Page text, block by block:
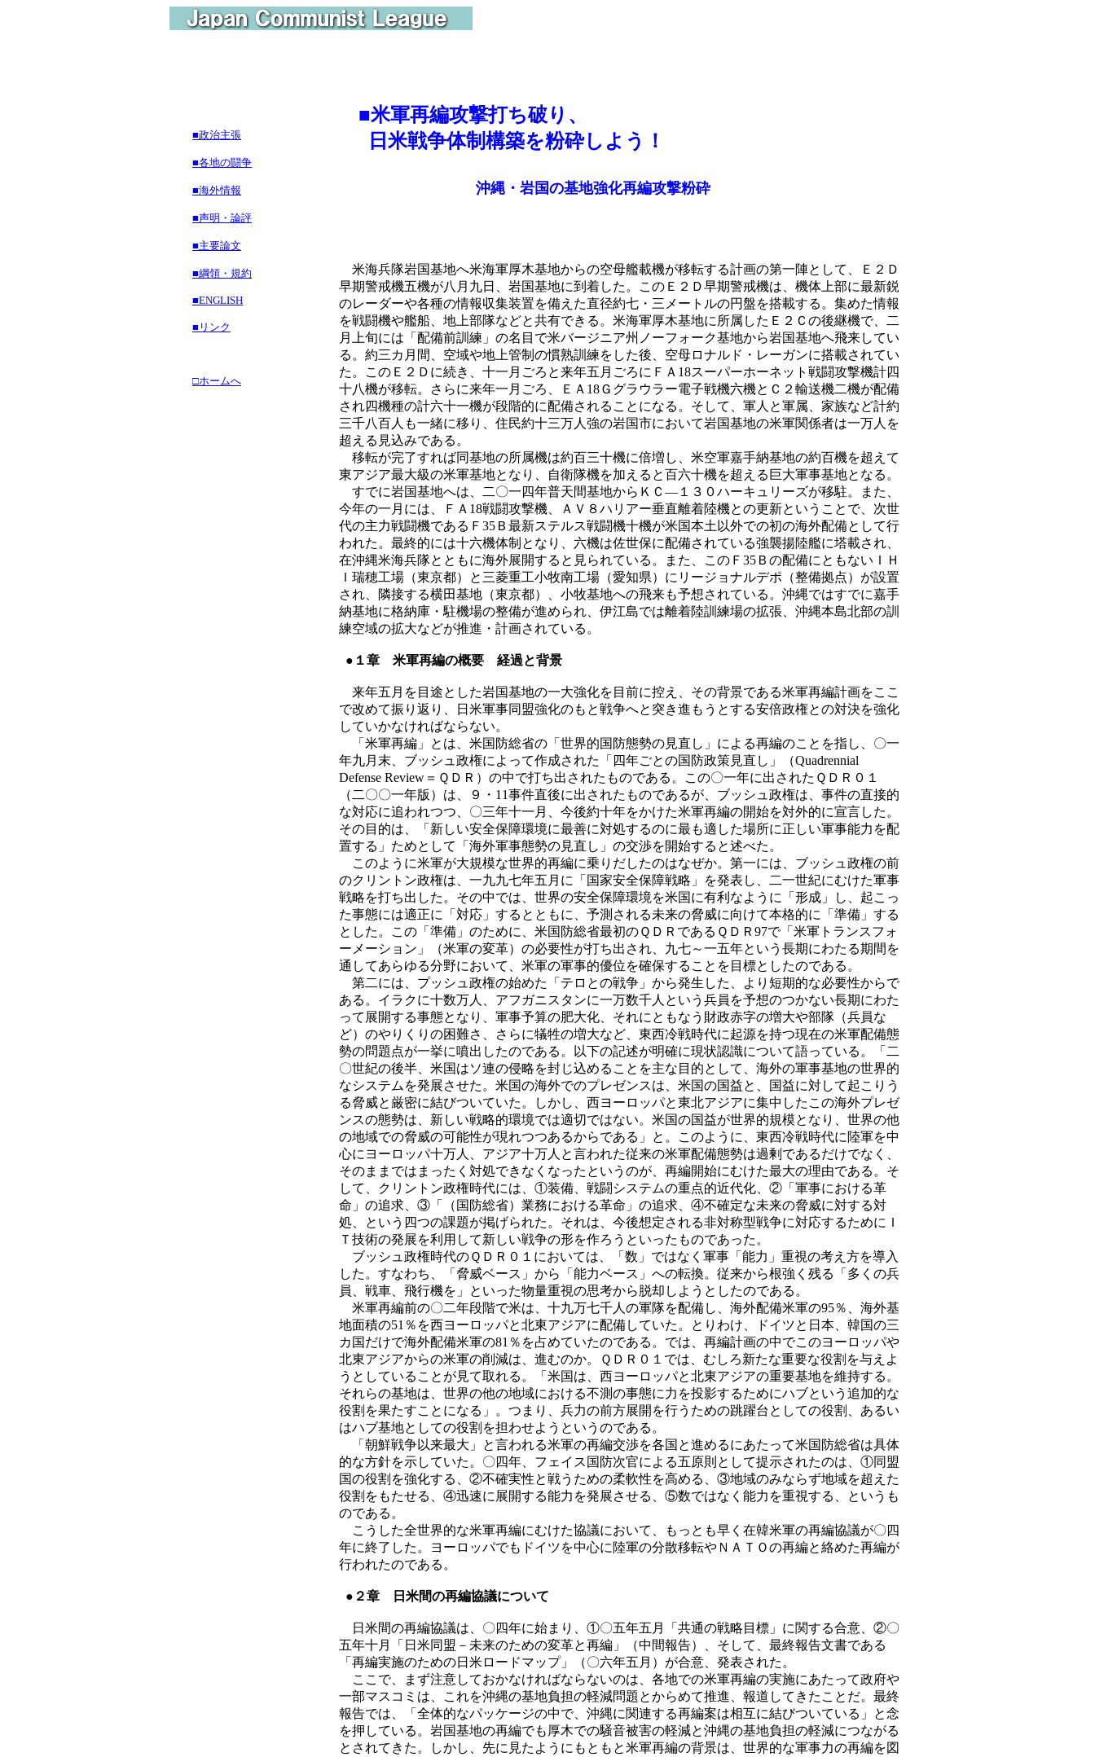
■政治主張
■各地の闘争
■海外情報
■声明・論評
■主要論文
■綱領・規約
■ENGLISH
■リンク
□ホームへ
■米軍再編攻撃打ち破り、
日米戦争体制構築を粉砕しよう！
沖縄・岩国の基地強化再編攻撃粉砕
米海兵隊岩国基地へ米海軍厚木基地からの空母艦載機が移転する計画の第一陣として、Ｅ２Ｄ
早期警戒機五機が八月九日、岩国基地に到着した。このＥ２Ｄ早期警戒機は、機体上部に最新鋭
のレーダーや各種の情報収集装置を備えた直径約七・三メートルの円盤を搭載する。集めた情報
を戦闘機や艦船、地上部隊などと共有できる。米海軍厚木基地に所属したＥ２Ｃの後継機で、二
月上旬には「配備前訓練」の名目で米バージニア州ノーフォーク基地から岩国基地へ飛来してい
る。約三カ月間、空域や地上管制の慣熟訓練をした後、空母ロナルド・レーガンに搭載されてい
た。このＥ２Ｄに続き、十一月ごろと来年五月ごろにＦＡ18スーパーホーネット戦闘攻撃機計四
十八機が移転。さらに来年一月ごろ、ＥＡ18Ｇグラウラー電子戦機六機とＣ２輸送機二機が配備
され四機種の計六十一機が段階的に配備されることになる。そして、軍人と軍属、家族など計約
三千八百人も一緒に移り、住民約十三万人強の岩国市において岩国基地の米軍関係者は一万人を
超える見込みである。
移転が完了すれば同基地の所属機は約百三十機に倍増し、米空軍嘉手納基地の約百機を超えて
東アジア最大級の米軍基地となり、自衛隊機を加えると百六十機を超える巨大軍事基地となる。
すでに岩国基地へは、二〇一四年普天間基地からＫＣ―１３０ハーキュリーズが移駐。また、
今年の一月には、ＦＡ18戦闘攻撃機、ＡＶ８ハリアー垂直離着陸機との更新ということで、次世
代の主力戦闘機であるＦ35Ｂ最新ステルス戦闘機十機が米国本土以外での初の海外配備として行
われた。最終的には十六機体制となり、六機は佐世保に配備されている強襲揚陸艦に塔載され、
在沖縄米海兵隊とともに海外展開すると見られている。また、このＦ35Ｂの配備にともないＩＨ
Ｉ瑞穂工場（東京都）と三菱重工小牧南工場（愛知県）にリージョナルデポ（整備拠点）が設置
され、隣接する横田基地（東京都）、小牧基地への飛来も予想されている。沖縄ではすでに嘉手
納基地に格納庫・駐機場の整備が進められ、伊江島では離着陸訓練場の拡張、沖縄本島北部の訓
練空域の拡大などが推進・計画されている。
●１章 米軍再編の概要 経過と背景
来年五月を目途とした岩国基地の一大強化を目前に控え、その背景である米軍再編計画をここ
で改めて振り返り、日米軍事同盟強化のもと戦争へと突き進もうとする安倍政権との対決を強化
していかなければならない。
「米軍再編」とは、米国防総省の「世界的国防態勢の見直し」による再編のことを指し、〇一
年九月末、ブッシュ政権によって作成された「四年ごとの国防政策見直し」（Quadrennial
Defense Review＝ＱＤＲ）の中で打ち出されたものである。この〇一年に出されたＱＤＲ０１
（二〇〇一年版）は、９・11事件直後に出されたものであるが、ブッシュ政権は、事件の直接的
な対応に追われつつ、〇三年十一月、今後約十年をかけた米軍再編の開始を対外的に宣言した。
その目的は、「新しい安全保障環境に最善に対処するのに最も適した場所に正しい軍事能力を配
置する」ためとして「海外軍事態勢の見直し」の交渉を開始すると述べた。
このように米軍が大規模な世界的再編に乗りだしたのはなぜか。第一には、ブッシュ政権の前
のクリントン政権は、一九九七年五月に「国家安全保障戦略」を発表し、二一世紀にむけた軍事
戦略を打ち出した。その中では、世界の安全保障環境を米国に有利なように「形成」し、起こっ
た事態には適正に「対応」するとともに、予測される未来の脅威に向けて本格的に「準備」する
とした。この「準備」のために、米国防総省最初のＱＤＲであるＱＤＲ97で「米軍トランスフォ
ーメーション」（米軍の変革）の必要性が打ち出され、九七～一五年という長期にわたる期間を
通してあらゆる分野において、米軍の軍事的優位を確保することを目標としたのである。
第二には、プッシュ政権の始めた「テロとの戦争」から発生した、より短期的な必要性からで
ある。イラクに十数万人、アフガニスタンに一万数千人という兵員を予想のつかない長期にわた
って展開する事態となり、軍事予算の肥大化、それにともなう財政赤字の増大や部隊（兵員な
ど）のやりくりの困難さ、さらに犠牲の増大など、東西冷戦時代に起源を持つ現在の米軍配備態
勢の問題点が一挙に噴出したのである。以下の記述が明確に現状認識について語っている。「二
〇世紀の後半、米国はソ連の侵略を封じ込めることを主な目的として、海外の軍事基地の世界的
なシステムを発展させた。米国の海外でのプレゼンスは、米国の国益と、国益に対して起こりう
る脅威と厳密に結びついていた。しかし、西ヨーロッパと東北アジアに集中したこの海外プレゼ
ンスの態勢は、新しい戦略的環境では適切ではない。米国の国益が世界的規模となり、世界の他
の地域での脅威の可能性が現れつつあるからである」と。このように、東西冷戦時代に陸軍を中
心にヨーロッパ十万人、アジア十万人と言われた従来の米軍配備態勢は過剰であるだけでなく、
そのままではまったく対処できなくなったというのが、再編開始にむけた最大の理由である。そ
して、クリントン政権時代には、①装備、戦闘システムの重点的近代化、②「軍事における革
命」の追求、③「（国防総省）業務における革命」の追求、④不確定な未来の脅威に対する対
処、という四つの課題が掲げられた。それは、今後想定される非対称型戦争に対応するためにＩ
Ｔ技術の発展を利用して新しい戦争の形を作ろうといったものであった。
ブッシュ政権時代のＱＤＲ０１においては、「数」ではなく軍事「能力」重視の考え方を導入
した。すなわち、「脅威ベース」から「能力ベース」への転換。従来から根強く残る「多くの兵
員、戦車、飛行機を」といった物量重視の思考から脱却しようとしたのである。
米軍再編前の〇二年段階で米は、十九万七千人の軍隊を配備し、海外配備米軍の95％、海外基
地面積の51％を西ヨーロッパと北東アジアに配備していた。とりわけ、ドイツと日本、韓国の三
カ国だけで海外配備米軍の81％を占めていたのである。では、再編計画の中でこのヨーロッパや
北東アジアからの米軍の削減は、進むのか。ＱＤＲ０１では、むしろ新たな重要な役割を与えよ
うとしていることが見て取れる。「米国は、西ヨーロッパと北東アジアの重要基地を維持する。
それらの基地は、世界の他の地域における不測の事態に力を投影するためにハブという追加的な
役割を果たすことになる」。つまり、兵力の前方展開を行うための跳躍台としての役割、あるい
はハブ基地としての役割を担わせようというのである。
「朝鮮戦争以来最大」と言われる米軍の再編交渉を各国と進めるにあたって米国防総省は具体
的な方針を示していた。〇四年、フェイス国防次官による五原則として提示されたのは、①同盟
国の役割を強化する、②不確実性と戦うための柔軟性を高める、③地域のみならず地域を超えた
役割をもたせる、④迅速に展開する能力を発展させる、⑤数ではなく能力を重視する、というも
のである。
こうした全世界的な米軍再編にむけた協議において、もっとも早く在韓米軍の再編協議が〇四
年に終了した。ヨーロッパでもドイツを中心に陸軍の分散移転やＮＡＴＯの再編と絡めた再編が
行われたのである。
●２章 日米間の再編協議について
日米間の再編協議は、〇四年に始まり、①〇五年五月「共通の戦略目標」に関する合意、②〇
五年十月「日米同盟－未来のための変革と再編」（中間報告）、そして、最終報告文書である
「再編実施のための日米ロードマップ」（〇六年五月）が合意、発表された。
ここで、まず注意しておかなければならないのは、各地での米軍再編の実施にあたって政府や
一部マスコミは、これを沖縄の基地負担の軽減問題とからめて推進、報道してきたことだ。最終
報告では、「全体的なパッケージの中で、沖縄に関連する再編案は相互に結びついている」と念
を押している。岩国基地の再編でも厚木での騒音被害の軽減と沖縄の基地負担の軽減につながる
とされてきた。しかし、先に見たようにもともと米軍再編の背景は、世界的な軍事力の再編を図